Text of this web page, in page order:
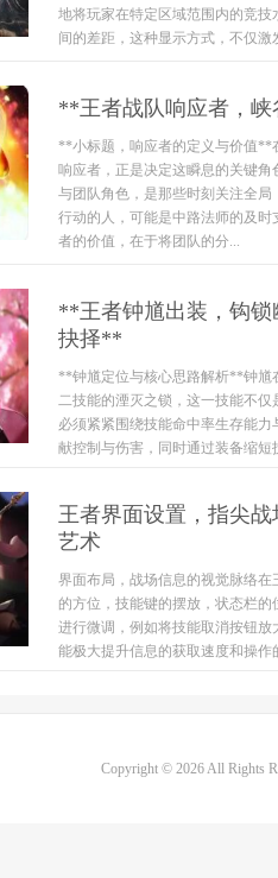
地将玩家在特定区域范围内的竞
间的差距，这种显示方式，不仅激
**王者战队响应者，
**小标题，响应者的定义与价值**
响应者，正是决定这瞬息的关键
与团队角色，是那些时刻关注全
行动的人，可能是中路法师的及
者的价值，在于将团队的分...
**王者钟馗出装，钩
抉择**
**钟馗定位与核心思路解析**钟馗
二技能的湮灭之锁，这一技能不
必须紧紧围绕技能命中率生存能
献控制与伤害，同时通过装备缩
王者界面设置，指尖
艺术
界面布局，战场信息的视觉脉络
的方位，技能键的摆放，状态栏
进行微调，例如将技能取消按钮
能极大提升信息的获取速度和操
Copyright © 2026 All Rights